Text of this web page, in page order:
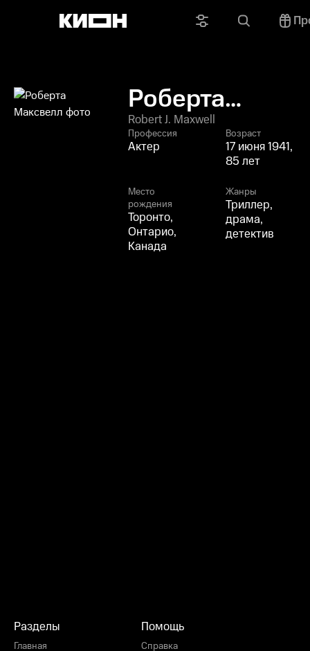
Роберта
Максвелл
Robert J. Maxwell
Профессия
Актер
Возраст
17 июня 1941,
85 лет
Место
рождения
Торонто,
Онтарио,
Канада
Жанры
Триллер,
драма,
детектив
Разделы
Главная
Помощь
Справка